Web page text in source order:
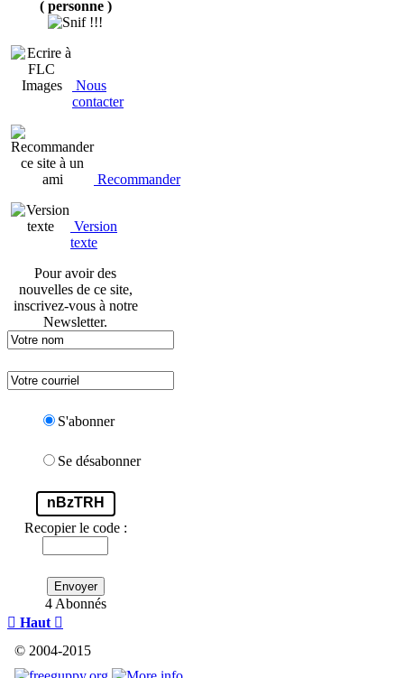
( personne )
Nous
contacter
Recommander
Version
texte
Pour avoir des
nouvelles de ce site,
inscrivez-vous à notre
Newsletter.
S'abonner
Se désabonner
nBzTRH
Recopier le code :
Envoyer
4 Abonnés
 Haut 
© 2004-2015